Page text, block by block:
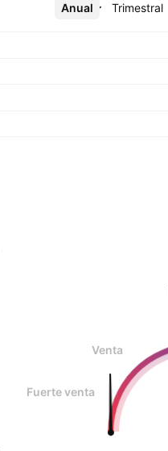
Anual Trimestral
Más
Venta
Fuerte venta